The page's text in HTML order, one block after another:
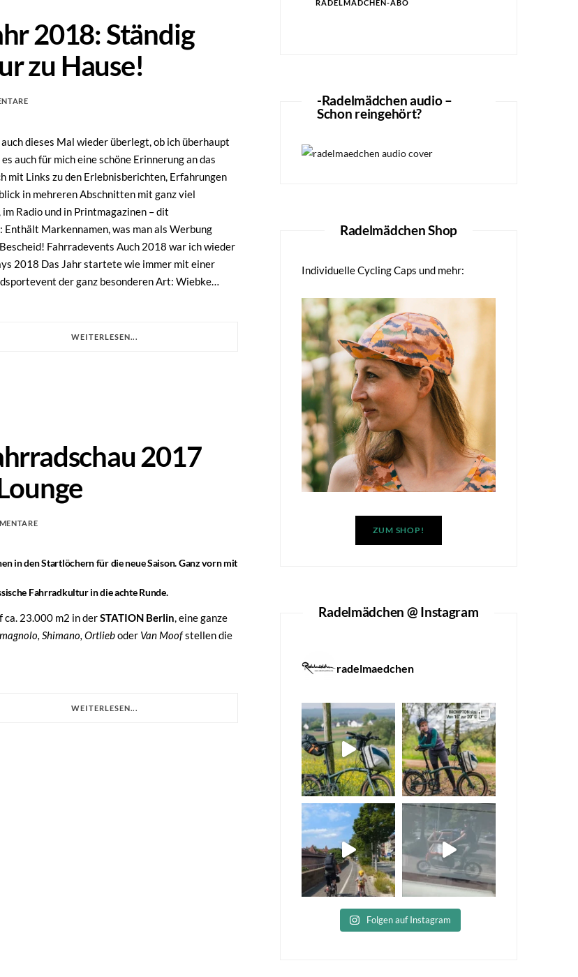
2018: Ständig
zu Hause!
dieses Mal wieder überlegt, ob ich überhaupt
auch für mich eine schöne Erinnerung an das
mit Links zu den Erlebnisberichten, Erfahrungen
in mehreren Abschnitten mit ganz viel
Radio und in Printmagazinen – dit
Markennamen, was man als Werbung
Fahrradevents Auch 2018 war ich wieder
2018 Das Jahr startete wie immer mit einer
der ganz besonderen Art: Wiebke…
WEITERLESEN...
2017
in den Startlöchern für die neue Saison. Ganz vorn mit
Fahrradkultur in die achte Runde.
ca. 23.000 m2 in derSTATION Berlin, eine ganze
Shimano, Ortlieboder Van Moofstellen die
WEITERLESEN...
RADELMÄDCHEN-ABO
-Radelmädchen audio –
Schon reingehört?
Radelmädchen Shop
Individuelle Cycling Caps und mehr:
ZUM SHOP!
Radelmädchen @ Instagram
radelmaedchen
Folgen auf Instagram